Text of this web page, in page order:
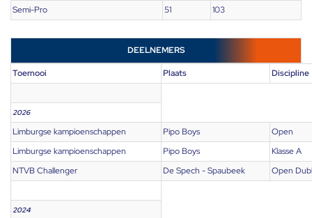
Semi-Pro 51 103
DEELNEMERS
Toernooi Plaats Discipline
2026
Limburgse kampioenschappen Pipo Boys
Open
Limburgse kampioenschappen
Pipo Boys
Klasse A
NTVB Challenger
De Spech - Spaubeek Open
2024